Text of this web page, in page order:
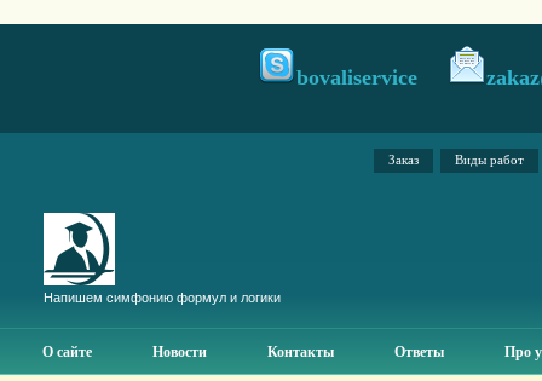
bovaliservice
Заказ Виды работ
Напишем симфонию формул и логики
О сайте Новости Контакты Ответы Про